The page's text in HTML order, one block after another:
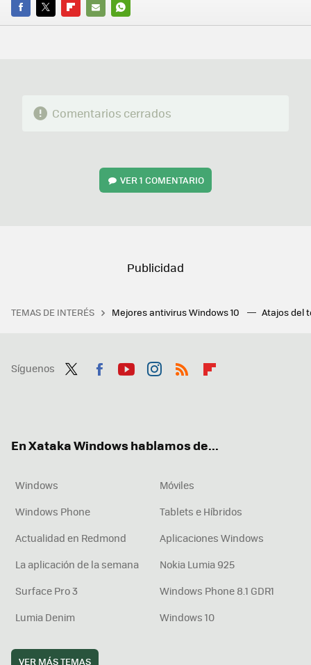
FACEBOOK
TWITTERFLIPBOARD
E-
WHATSAPP
Comentarios cerrados
VER1 COMENTARIO
TEMAS DE INTERÉS Mejores antivirus Windows 10 Atajos del
Síguenos
En Xataka Windows hablamos de...
Windows
Móviles
Windows Phone
Tablets e Híbridos
Actualidad en Redmond
Aplicaciones Windows
La aplicación de la semana
Nokia Lumia 925
Surface Pro 3
Windows Phone 8.1 GDR1
Lumia Denim
Windows 10
VER MÁS TEMAS